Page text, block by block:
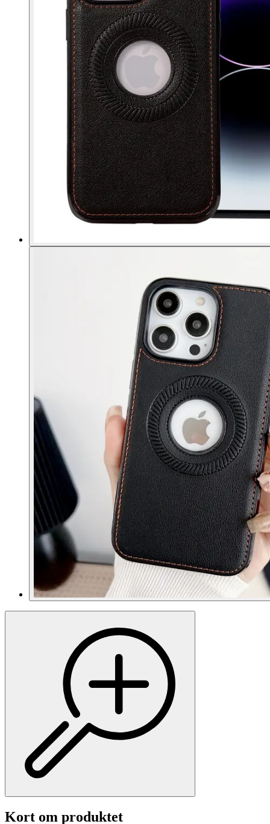
Kort om produktet